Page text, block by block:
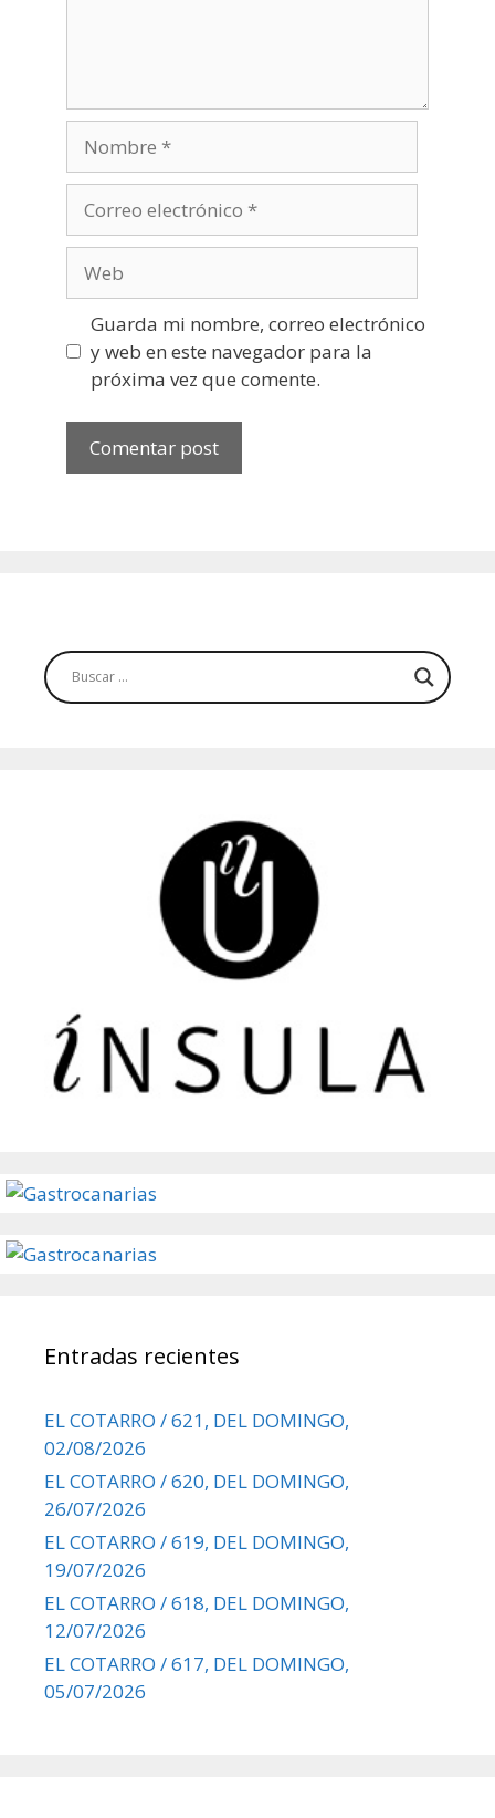
electrónico
Guarda mi nombre, correo electrónico
y web en este navegador para la
próxima vez que comente.
Entradas recientes
EL COTARRO / 621, DEL DOMINGO,
02/08/2026
EL COTARRO / 620, DEL DOMINGO,
26/07/2026
EL COTARRO / 619, DEL DOMINGO,
19/07/2026
EL COTARRO / 618, DEL DOMINGO,
12/07/2026
EL COTARRO / 617, DEL DOMINGO,
05/07/2026